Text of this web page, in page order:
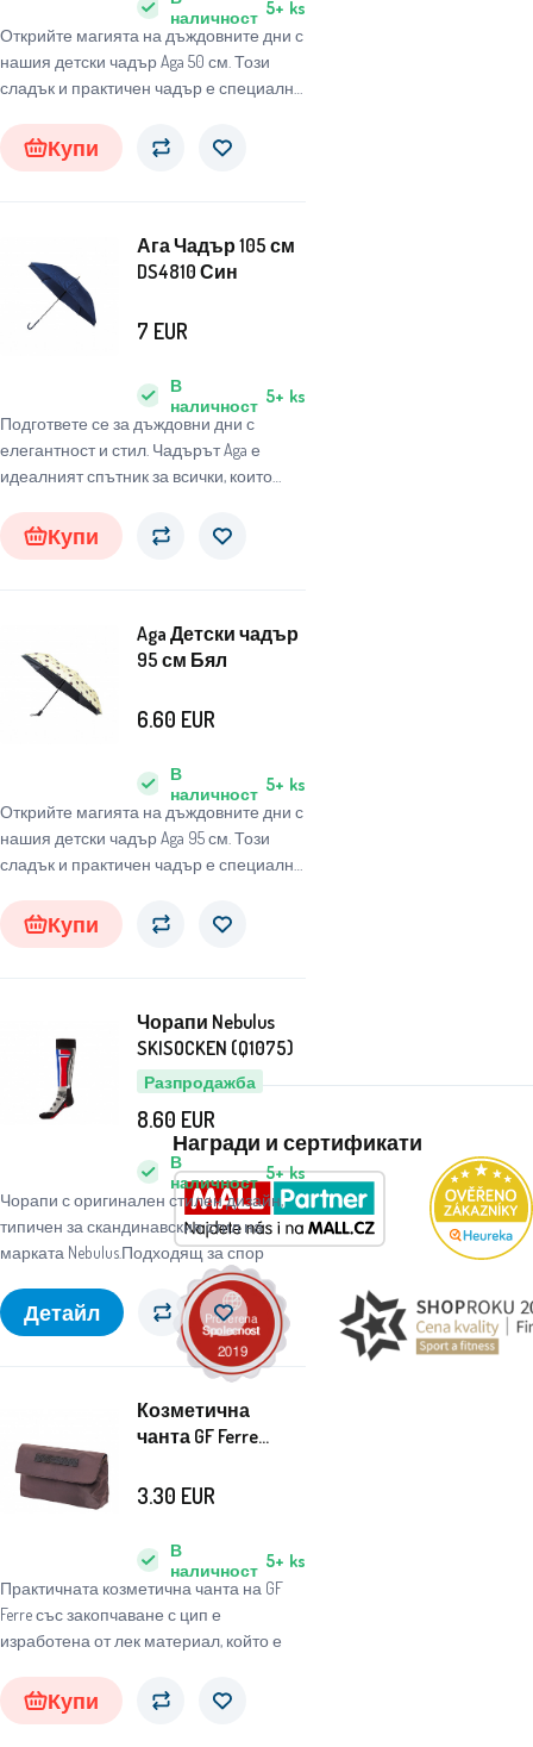
Открийте магията на дъждовните дни с
нашия детски чадър Aga 50 см. Този
сладък и практичен чадър е специално
от неблагоприятни метеорологични
условия и същевременно да им носи
наличност 5+ ks
Купи
Ага Чадър 105 см
DS4810 Син
Подгответе се за дъждовни дни с
елегантност и стил. Чадърът Aga е
идеалният спътник за всички, които
да ги защити от неблагоприятните
атмосферни условия.
В
наличност 5+ ks
7 EUR
Купи
Aga Детски чадър
95 см Бял
Открийте магията на дъждовните дни с
нашия детски чадър Aga 95 см. Този
сладък и практичен чадър е специално
от неблагоприятни метеорологични
условия и същевременно да им носи
В
наличност 5+ ks
6.60 EUR
Купи
Разпродажба
Чорапи Nebulus
SKISOCKEN (Q1075)
Чорапи с оригинален стилен дизайн,
типичен за скандинавския стил на
марката Nebulus.Подходящ за спор
В
наличност 5+ ks
8.60 EUR
Детайл
Козметична
чанта GF Ferre
Практичната козметична чанта на GF
Ferre със закопчаване с цип е
изработена от лек материал, който е
В
наличност 5+ ks
3.30 EUR
Купи
Награди и сертификати